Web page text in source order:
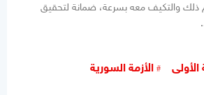
ذلك والتكيف معه بسرعة، ضمانة لتحقيق
الأزمة السورية